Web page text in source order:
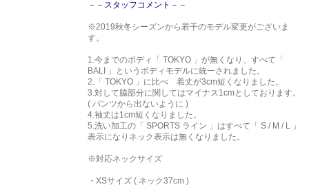
－－スタッフコメント－－
※2019秋冬シーズンから若干のモデル変更がございま
す。
1.今までのボディ「 TOKYO 」が無くなり、すべて「
BALI 」というボディモデルに統一されました。
2.「 TOKYO 」に比べ 着丈が3cm短くなりました。
3.対して脇部分に関してはマイナス1cmとしております。
( パンツから出ないように )
4.袖丈は1cm短くなりました。
5.洗い加工の「 SPORTS ライン 」はすべて「 S / M / L 」
表示になりネック表示は無くなりました。
※対応ネックサイズ
・XSサイズ ( ネック37cm )